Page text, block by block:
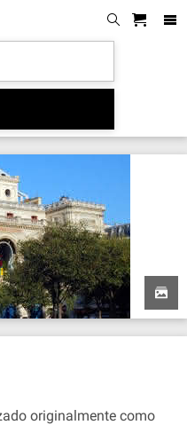
originalmente como